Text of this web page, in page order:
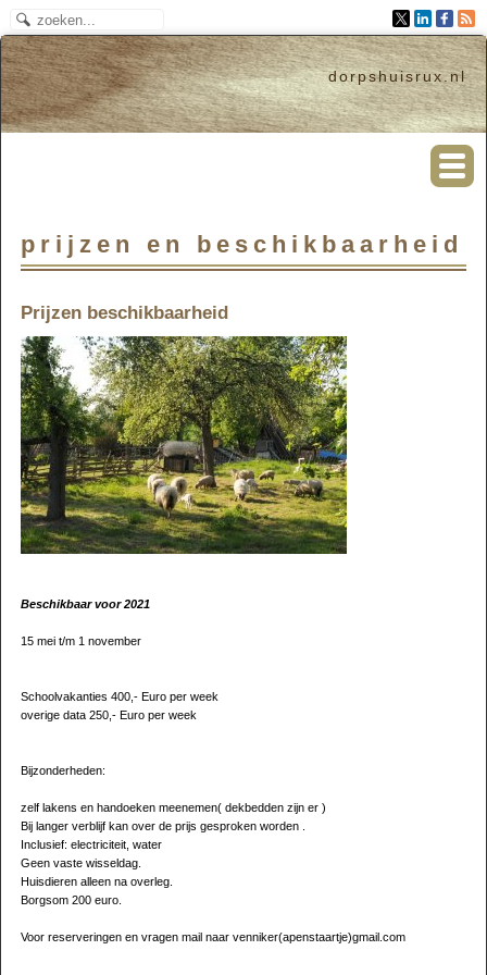
dorpshuisrux.nl
prijzen en beschikbaarheid
Prijzen beschikbaarheid
Beschikbaar voor 2021
15 mei t/m 1 november
Schoolvakanties 400,- Euro per week
overige data 250,- Euro per week
Bijzonderheden:
zelf lakens en handoeken meenemen( dekbedden zijn er )
Bij langer verblijf kan over de prijs gesproken worden .
Inclusief: electriciteit, water
Geen vaste wisseldag.
Huisdieren alleen na overleg.
Borgsom 200 euro.
Voor reserveringen en vragen mail naar venniker(apenstaartje)gmail.com